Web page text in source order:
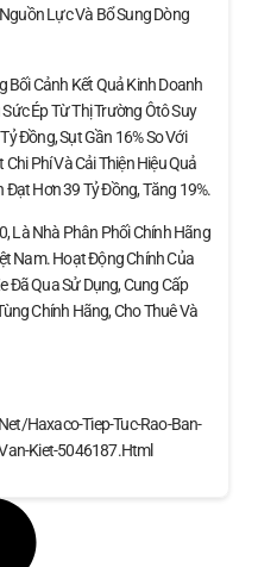
Lực Và Bổ Sung Dòng
Bối Cảnh Kết Quả Kinh Doanh
Ép Từ Thị Trường Ôtô Suy
Đồng, Sụt Gần 16% So Với
Phí Và Cải Thiện Hiệu Quả
Đạt Hơn 39 Tỷ Đồng, Tăng 19%.
Là Nhà Phân Phối Chính Hãng
Nam. Hoạt Động Chính Của
Đã Qua Sử Dụng, Cung Cấp
Chính Hãng, Cho Thuê Và
haxaco-Tiep-Tuc-Rao-Ban-
Kiet-5046187.html